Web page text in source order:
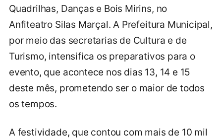
Quadrilhas, Danças e Bois Mirins, no
Anfiteatro Silas Marçal. A Prefeitura Municipal,
por meio das secretarias de Cultura e de
Turismo, intensifica os preparativos para o
evento, que acontece nos dias 13, 14 e 15
deste mês, prometendo ser o maior de todos
os tempos.
A festividade, que contou com mais de 10 mil